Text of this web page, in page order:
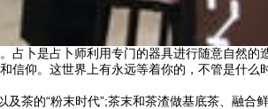
卜是占卜师利用专门的器具进行随意自然的
信仰。这世界上有永远等着你的，不管是什么
的“粉末时代”;茶末和茶渣做基底茶、融合